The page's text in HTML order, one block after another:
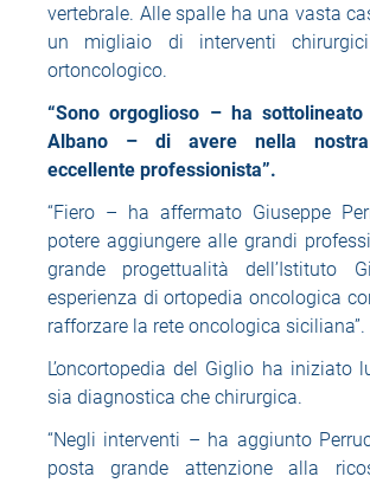
vertebrale. Alle spalle ha una vasta
un migliaio di interventi
ortoncologico.
“Sono orgoglioso – ha
Albano – di avere nella
eccellente professionista”.
“Fiero – ha affermato Giuseppe
potere aggiungere alle grandi
grande progettualità dell’Istituto
esperienza di ortopedia oncologica
rafforzare la rete oncologica siciliana”.
L’oncortopedia del Giglio ha iniziato
sia diagnostica che chirurgica.
“Negli interventi – ha aggiunto
posta grande attenzione alla